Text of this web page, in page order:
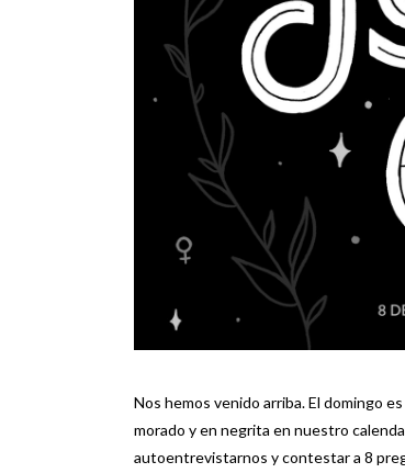
Nos hemos venido arriba. El domingo
morado y en negrita en nuestro
autoentrevistarnos y contestar a 8